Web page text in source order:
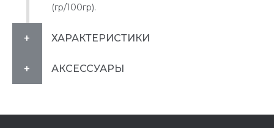
(гр/100гр).
ХАРАКТЕРИСТИКИ
АКСЕССУАРЫ